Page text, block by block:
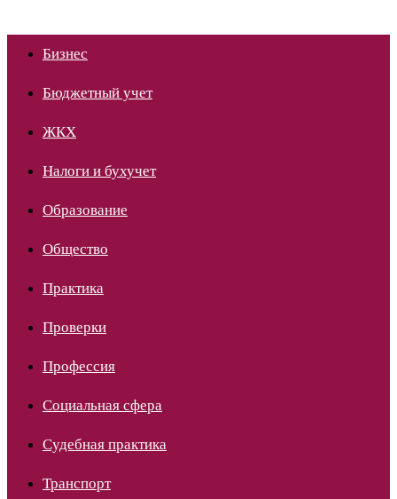
Бизнес
Бюджетный учет
ЖКХ
Налоги и бухучет
Образование
Общество
Практика
Проверки
Профессия
Социальная сфера
Судебная практика
Транспорт